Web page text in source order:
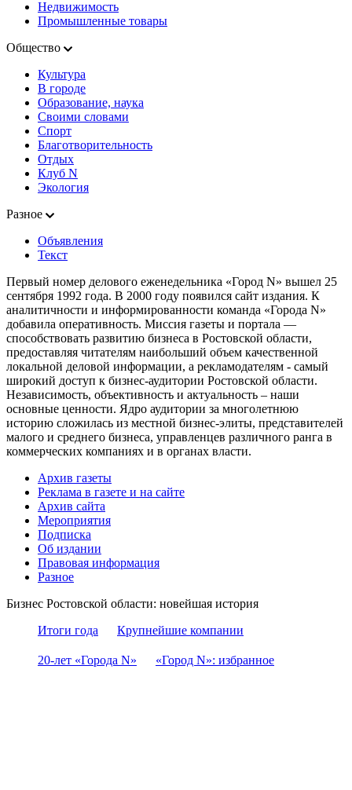
Недвижимость
Промышленные товары
Общество
Культура
В городе
Образование, наука
Своими словами
Спорт
Благотворительность
Отдых
Клуб N
Экология
Разное
Объявления
Текст
Первый номер делового еженедельника «Город N» вышел 25
сентября 1992 года. В 2000 году появился сайт издания. К
аналитичности и информированности команда «Города N»
добавила оперативность. Миссия газеты и портала —
способствовать развитию бизнеса в Ростовской области,
предоставляя читателям наибольший объем качественной
локальной деловой информации, а рекламодателям - самый
широкий доступ к бизнес-аудитории Ростовской области.
Независимость, объективность и актуальность – наши
основные ценности. Ядро аудитории за многолетнюю
историю сложилась из местной бизнес-элиты, представителей
малого и среднего бизнеса, управленцев различного ранга в
коммерческих компаниях и в органах власти.
Архив газеты
Реклама в газете и на сайте
Архив сайта
Мероприятия
Подписка
Об издании
Правовая информация
Разное
Бизнес Ростовской области: новейшая история
Итоги года
Крупнейшие компании
20-лет «Города N» «Город N»: избранное